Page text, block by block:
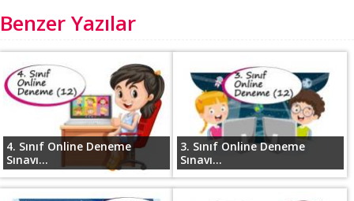
Benzer Yazılar
4. Sınıf Online Deneme
Sınavı...
3. Sınıf Online Deneme
Sınavı...